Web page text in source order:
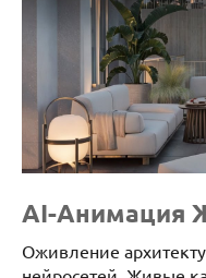
AI-Анимация
Оживление